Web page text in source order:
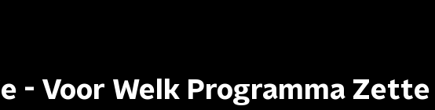
- Voor Welk Programma Zette